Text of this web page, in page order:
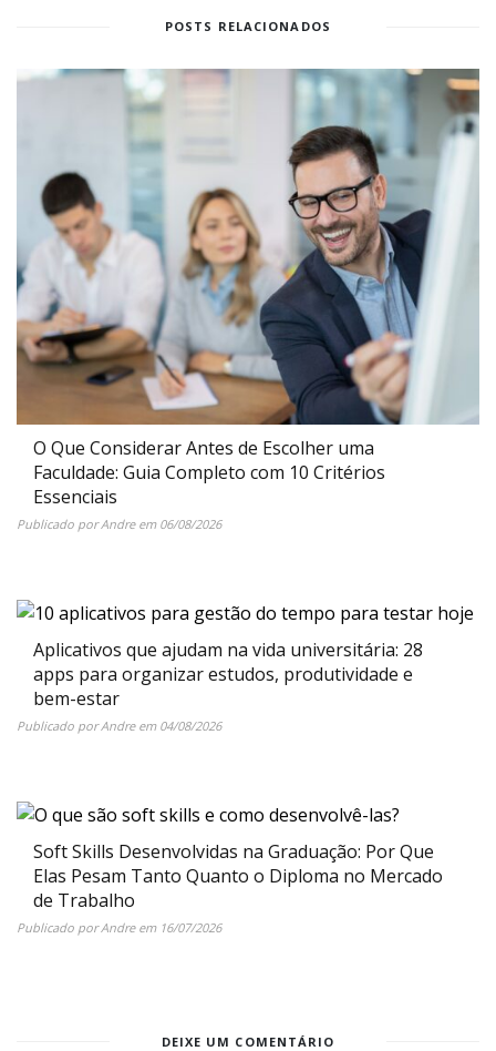
POSTS RELACIONADOS
O Que Considerar Antes de Escolher uma
Faculdade: Guia Completo com 10 Critérios
Essenciais
Publicado porAndreem 06/08/2026
Aplicativos que ajudam na vida universitária: 28
apps para organizar estudos, produtividade e
bem-estar
Publicado porAndreem 04/08/2026
Soft Skills Desenvolvidas na Graduação: Por Que
Elas Pesam Tanto Quanto o Diploma no Mercado
de Trabalho
Publicado porAndreem 16/07/2026
DEIXE UM COMENTÁRIO